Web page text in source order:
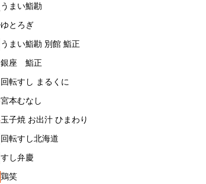
うまい鮨勘
ゆとろぎ
うまい鮨勘 別館 鮨正
銀座　鮨正
回転すし まるくに
宮本むなし
玉子焼 お出汁 ひまわり
回転すし北海道
すし弁慶
鶏笑